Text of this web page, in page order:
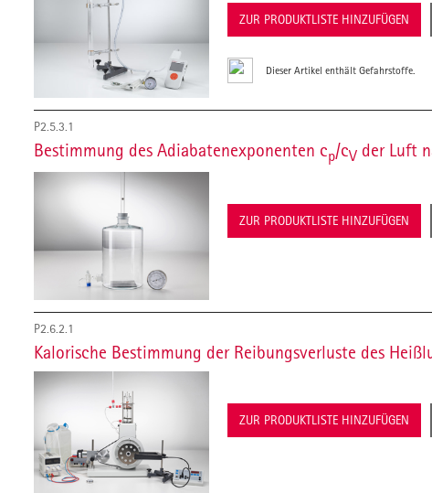
ZUR PRODUKTLISTE HINZUFÜGEN
Dieser Artikel enthält Gefahrstoffe.
P2.5.3.1
Bestimmung des Adiabatenexponenten cp/cV der Luft
ZUR PRODUKTLISTE HINZUFÜGEN
P2.6.2.1
Kalorische Bestimmung der Reibungsverluste des
ZUR PRODUKTLISTE HINZUFÜGEN